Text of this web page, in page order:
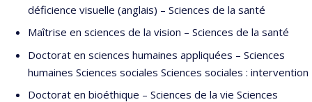
déficience visuelle (anglais) – Sciences de la santé
Maîtrise en sciences de la vision – Sciences de la santé
Doctorat en sciences humaines appliquées – Sciences
humaines Sciences sociales Sciences sociales : intervention
Doctorat en bioéthique – Sciences de la vie Sciences